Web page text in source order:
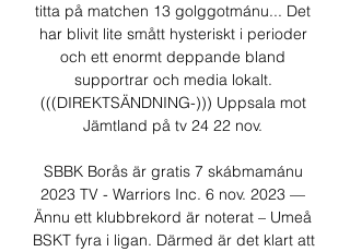
titta på matchen 13 golggotmánu... Det
har blivit lite smått hysteriskt i perioder
och ett enormt deppande bland
supportrar och media lokalt.
(((DIREKTSÄNDNING-))) Uppsala mot
Jämtland på tv 24 22 nov.
SBBK Borås är gratis 7 skábmamánu
2023 TV - Warriors Inc. 6 nov. 2023 —
Ännu ett klubbrekord är noterat – Umeå
BSKT fyra i ligan. Därmed är det klart att